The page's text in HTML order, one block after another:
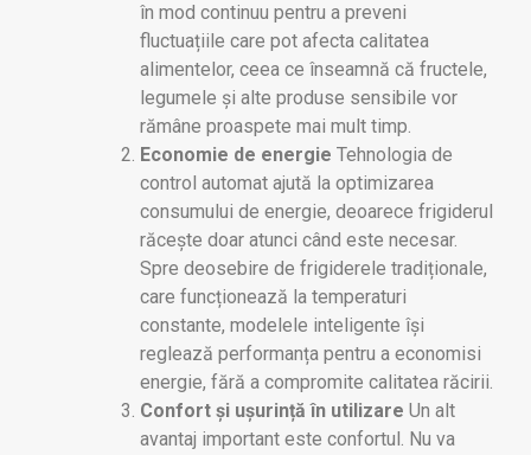
în mod continuu pentru a preveni
fluctuațiile care pot afecta calitatea
alimentelor, ceea ce înseamnă că fructele,
legumele și alte produse sensibile vor
rămâne proaspete mai mult timp.
Economie de energie Tehnologia de
control automat ajută la optimizarea
consumului de energie, deoarece frigiderul
răcește doar atunci când este necesar.
Spre deosebire de frigiderele tradiționale,
care funcționează la temperaturi
constante, modelele inteligente își
reglează performanța pentru a economisi
energie, fără a compromite calitatea răcirii.
Confort și ușurință în utilizare Un alt
avantaj important este confortul. Nu va